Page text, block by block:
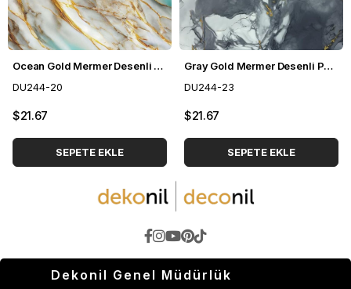
Ocean Gold Mermer Desenli Pvc Duvar Paneli 122*244cm
DU244-20
$21.67
SEPETE EKLE
Gray Gold Mermer Desenli Pvc Duvar Paneli 122*244cm
DU244-23
$21.67
SEPETE EKLE
Dekonil Genel Müdürlük